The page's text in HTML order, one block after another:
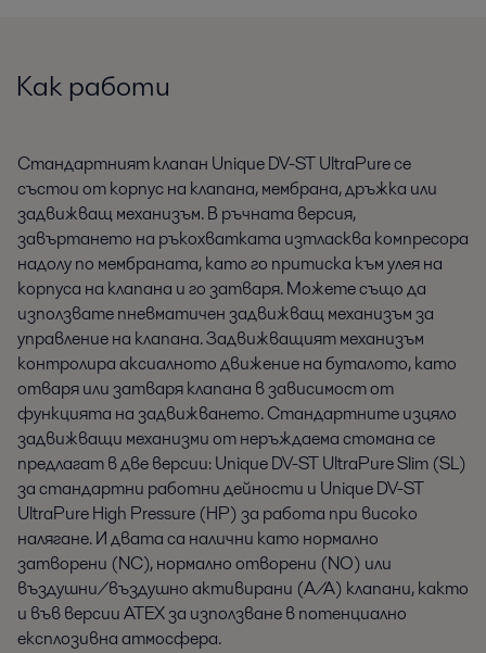
Как работи
Стандартният клапан Unique DV-ST UltraPure се
състои от корпус на клапана, мембрана, дръжка или
задвижващ механизъм. В ръчната версия,
завъртането на ръкохватката изтласква компресора
надолу по мембраната, като го притиска към улея на
корпуса на клапана и го затваря. Можете също да
използвате пневматичен задвижващ механизъм за
управление на клапана. Задвижващият механизъм
контролира аксиалното движение на буталото, като
отваря или затваря клапана в зависимост от
функцията на задвижването. Стандартните изцяло
задвижващи механизми от неръждаема стомана се
предлагат в две версии: Unique DV-ST UltraPure Slim (SL)
за стандартни работни дейности и Unique DV-ST
UltraPure High Pressure (HP) за работа при високо
налягане. И двата са налични като нормално
затворени (NC), нормално отворени (NO) или
въздушни/въздушно активирани (A/A) клапани, както
и във версии ATEX за използване в потенциално
експлозивна атмосфера.